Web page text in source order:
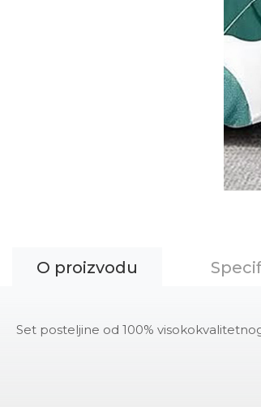
O proizvodu
Set posteljine od 100%